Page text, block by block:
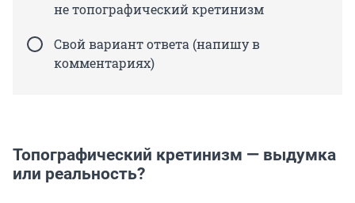
не топографический кретинизм
Свой вариант ответа (напишу в
комментариях)
Топографический кретинизм — выдумка
или реальность?